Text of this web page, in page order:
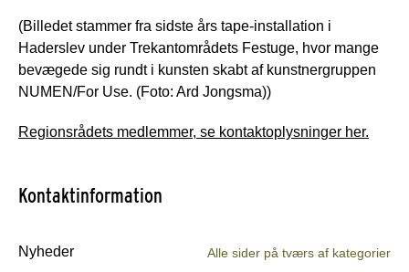
(Billedet stammer fra sidste års tape-installation i
Haderslev under Trekantområdets Festuge, hvor mange
bevægede sig rundt i kunsten skabt af kunstnergruppen
NUMEN/For Use. (Foto: Ard Jongsma))
Regionsrådets medlemmer, se kontaktoplysninger her.
Kontaktinformation
Nyheder Alle sider på tværs af kategorier